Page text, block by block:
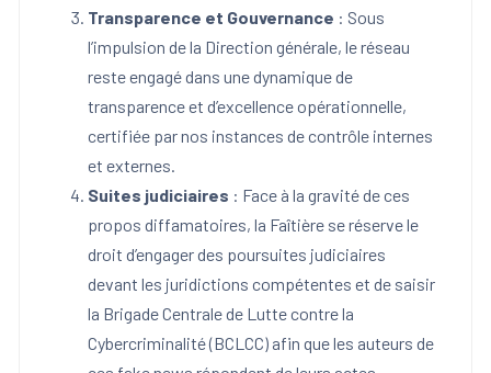
Transparence et Gouvernance : Sous
l’impulsion de la Direction générale, le réseau
reste engagé dans une dynamique de
transparence et d’excellence opérationnelle,
certifiée par nos instances de contrôle internes
et externes.
Suites judiciaires : Face à la gravité de ces
propos diffamatoires, la Faîtière se réserve le
droit d’engager des poursuites judiciaires
devant les juridictions compétentes et de saisir
la Brigade Centrale de Lutte contre la
Cybercriminalité (BCLCC) afin que les auteurs de